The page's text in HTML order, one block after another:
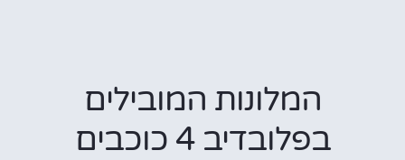
המלונות המובילים
בפלובדיב 4 כוכבים